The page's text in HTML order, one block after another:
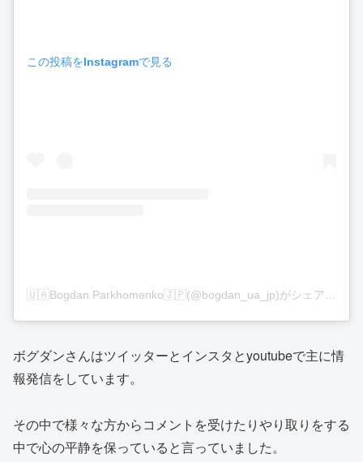
この投稿をInstagramで見る
ボグダンさんはツイッターとインスタとyoutubeで主に情
報発信をしています。
その中で様々な方からコメントを受けたりやり取りをする
中で心の平静を保っていると言っていました。